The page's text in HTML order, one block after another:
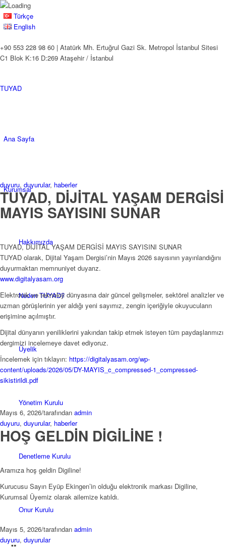
Türkçe
English
+90 553 228 98 60 | Atatürk Mh. Ertuğrul Gazi Sk. Metropol İstanbul Sitesi
C1 Blok K:16 D:269 Ataşehir / İstanbul
TUYAD
Ana Sayfa
Kurumsal
Hakkımızda
Neden TUYAD?
Üyelik
Yönetim Kurulu
Denetleme Kurulu
Onur Kurulu
duyuru, duyurular, haberler
TUYAD, DİJİTAL YAŞAM DERGİSİ
MAYIS SAYISINI SUNAR
TUYAD, DİJİTAL YAŞAM DERGİSİ MAYIS SAYISINI SUNAR
TUYAD olarak, Dijital Yaşam Dergisi’nin Mayıs 2026 sayısının yayınlandığını
duyurmaktan memnuniyet duyarız.
www.digitalyasam.org
Elektronik ve teknoloji dünyasına dair güncel gelişmeler, sektörel analizler ve
uzman görüşlerinin yer aldığı yeni sayımız, zengin içeriğiyle okuyucuların
erişimine açılmıştır.
Dijital dünyanın yeniliklerini yakından takip etmek isteyen tüm paydaşlarımızı
dergimizi incelemeye davet ediyoruz.
İncelemek için tıklayın: https://digitalyasam.org/wp-
content/uploads/2026/05/DY-MAYIS_c_compressed-1_compressed-
sikistirildi.pdf
Mayıs 6, 2026/tarafından admin
duyuru, duyurular, haberler
HOŞ GELDİN DİGİLİNE !
Aramıza hoş geldin Digiline!
Kurucusu Sayın Eyüp Ekingen’in olduğu elektronik markası Digiline,
Kurumsal Üyemiz olarak ailemize katıldı.
Mayıs 5, 2026/tarafından admin
duyuru, duyurular